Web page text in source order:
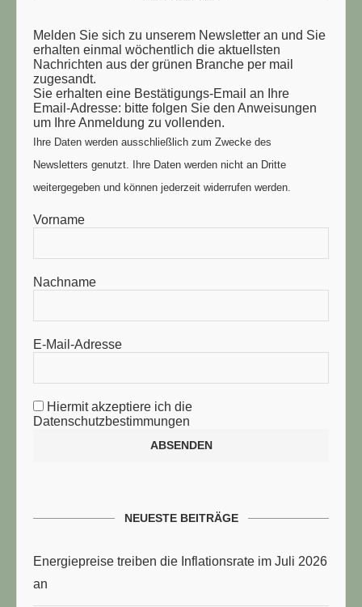
Melden Sie sich zu unserem Newsletter an und Sie
erhalten einmal wöchentlich die aktuellsten
Nachrichten aus der grünen Branche per mail
zugesandt.
Sie erhalten eine Bestätigungs-Email an Ihre
Email-Adresse: bitte folgen Sie den Anweisungen
um Ihre Anmeldung zu vollenden.
Ihre Daten werden ausschließlich zum Zwecke des
Newsletters genutzt. Ihre Daten werden nicht an Dritte
weitergegeben und können jederzeit widerrufen werden.
Vorname
Nachname
E-Mail-Adresse
Hiermit akzeptiere ich die
Datenschutzbestimmungen
NEUESTE BEITRÄGE
Energiepreise treiben die Inflationsrate im Juli 2026
an